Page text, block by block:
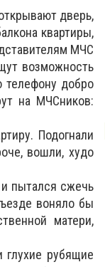
дверь,
квартиры,
МЧС
возможность
телефону добро
на МЧСников:
Подогнали
вошли, худо
и пытался сжечь
воняло бы
матери,
глухие рубящие